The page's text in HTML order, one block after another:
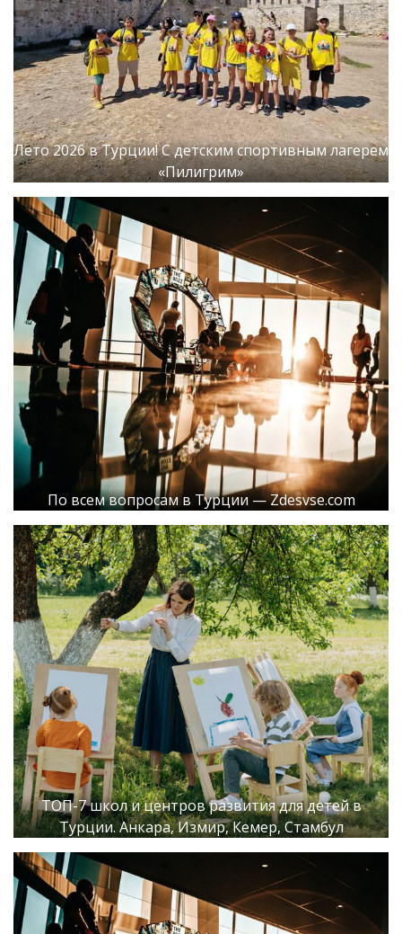
Лето 2026 в Турции! С детским спортивным лагерем
«Пилигрим»
По всем вопросам в Турции — Zdesvse.com
ТОП-7 школ и центров развития для детей в
Турции. Анкара, Измир, Кемер, Стамбул